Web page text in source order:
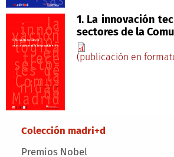
Main menu
Colección madri+d
Premios Nobel
1. La innovación
sectores de la
(publicación en